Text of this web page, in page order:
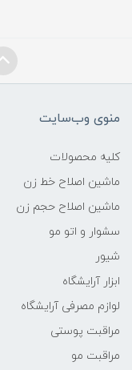
منوی وب‌سایت
کلیه محصولات
ماشین اصلاح خط زن
ماشین اصلاح حجم زن
سشوار و اتو مو
شیور
ابزار آرایشگاه
لوازم مصرفی آرایشگاه
مراقبت پوستی
مراقبت مو